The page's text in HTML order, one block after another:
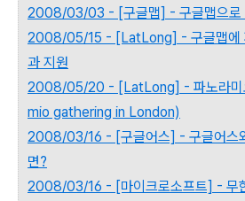
2008/03/03 - [구글맵] - 구글맵으로
2008/05/15 - [LatLong] - 구글맵에
과 지원
2008/05/20 - [LatLong] - 파노라미
mio gathering in London)
2008/03/16 - [구글어스] - 구글어스
면?
2008/03/16 - [마이크로소프트] - 무